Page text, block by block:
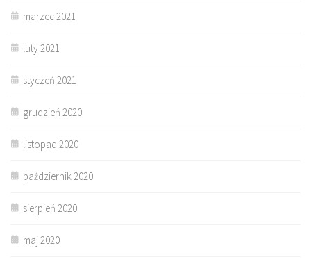
marzec 2021
luty 2021
styczeń 2021
grudzień 2020
listopad 2020
październik 2020
sierpień 2020
maj 2020